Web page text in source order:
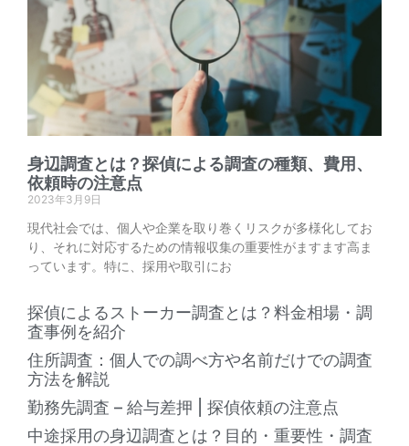
身辺調査とは？探偵による調査の種類、費用、
依頼時の注意点
2023年3月9日
現代社会では、個人や企業を取り巻くリスクが多様化してお
り、それに対応するための情報収集の重要性がますます高ま
っています。特に、採用や取引にお
探偵によるストーカー調査とは？料金相場・調
査事例を紹介
住所調査：個人での調べ方や名前だけでの調査
方法を解説
勤務先調査 – 給与差押 | 探偵依頼の注意点
中途採用の身辺調査とは？目的・重要性・調査